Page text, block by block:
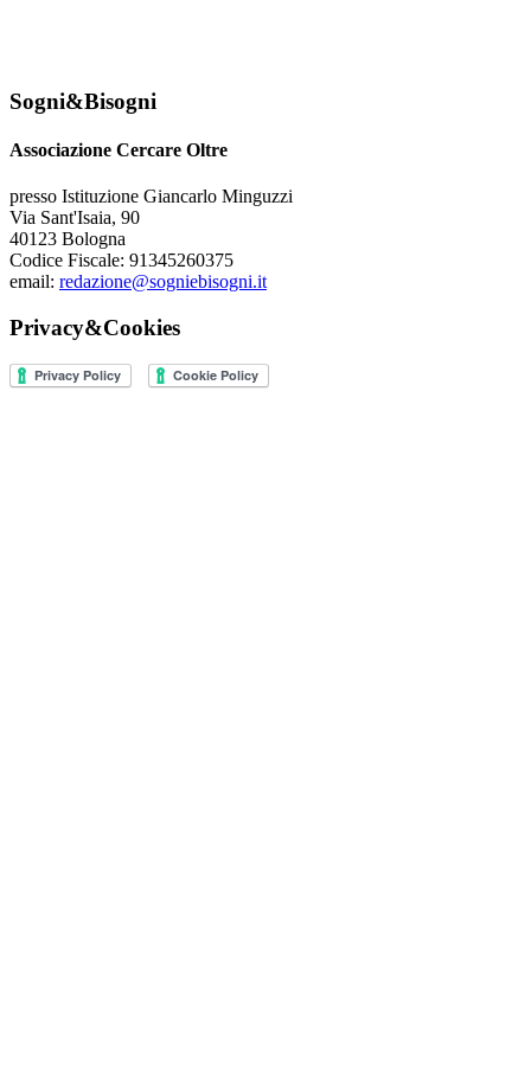
Sogni&Bisogni
Associazione Cercare Oltre
presso Istituzione Giancarlo Minguzzi
Via Sant'Isaia, 90
40123 Bologna
Codice Fiscale: 91345260375
email: redazione@sogniebisogni.it
Privacy&Cookies